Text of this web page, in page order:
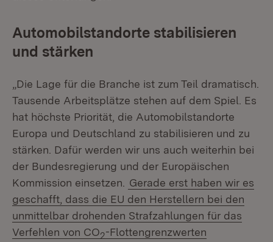
Automobilstandorte stabilisieren
und stärken
„Die Lage für die Branche ist zum Teil dramatisch.
Tausende Arbeitsplätze stehen auf dem Spiel. Es
hat höchste Priorität, die Automobilstandorte
Europa und Deutschland zu stabilisieren und zu
stärken. Dafür werden wir uns auch weiterhin bei
der Bundesregierung und der Europäischen
Kommission einsetzen.
Gerade erst haben wir es
geschafft, dass die EU den Herstellern bei den
unmittelbar drohenden Strafzahlungen für das
Verfehlen von CO2-Flottengrenzwerten